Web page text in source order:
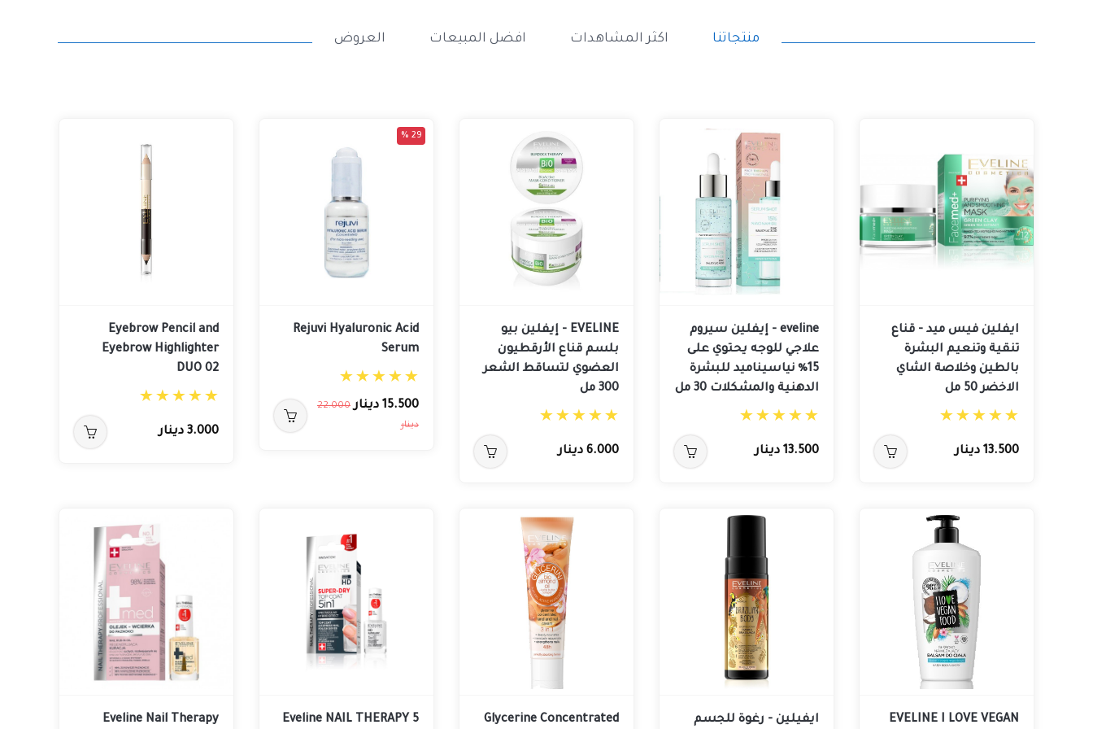
منتجاتنا اكثر المشاهدات افضل المبيعات العروض
ايفلين فيس ميد - قناع
تنقية وتنعيم البشرة
بالطين وخلاصة الشاي
الاخضر 50 مل
13.500 دينار
eveline - إيفلين سيروم
علاجي للوجه يحتوي على
15٪ نياسيناميد للبشرة
الدهنية والمشكلات 30 مل
13.500 دينار
EVELINE - إيفلين بيو
بلسم قناع الأرقطيون
العضوي لتساقط الشعر
300 مل
6.000 دينار
29 %
Rejuvi Hyaluronic Acid
Serum
15.500 دينار
22.000
دينار
Eyebrow Pencil and
Eyebrow Highlighter
DUO 02
3.000 دينار
EVELINE I LOVE VEGAN ايفيلين - رغوة للجسم Glycerine Concentrated
Eveline NAIL THERAPY 5
Eveline Nail Therapy